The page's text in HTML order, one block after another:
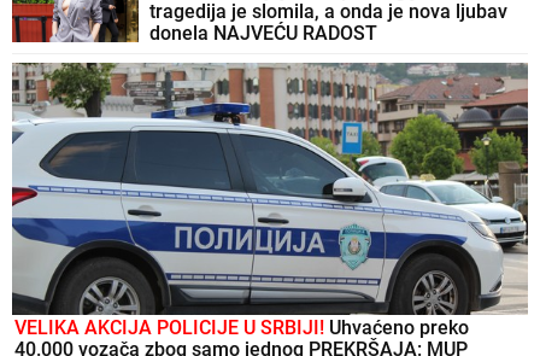
tragedija je slomila, a onda je nova ljubav
donela NAJVEĆU RADOST
VELIKA AKCIJA POLICIJE U SRBIJI! Uhvaćeno preko
40.000 vozača zbog samo jednog PREKRŠAJA: MUP